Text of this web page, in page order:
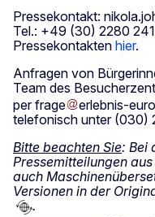
Pressekontakt: nikola.
Tel.: +49 (30) 2280
Pressekontakten hier.
Anfragen von
Team des
perfrage erlebnis-
telefonisch unter (030)
Bitte beachten Sie: Bei
Pressemitteilungen
auch
Versionen in der
.